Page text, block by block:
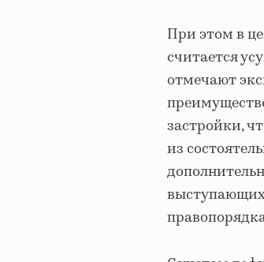
При этом в
считается
отмечают
застройки,
из